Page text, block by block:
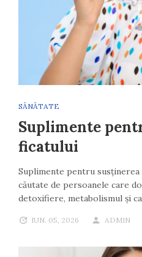
SĂNĂTATE
Suplimente
ficatului
Suplimente pentru
căutate de persoanele care
detoxifiere, metabolismul și
IUN. 05, 2026 ADMIN